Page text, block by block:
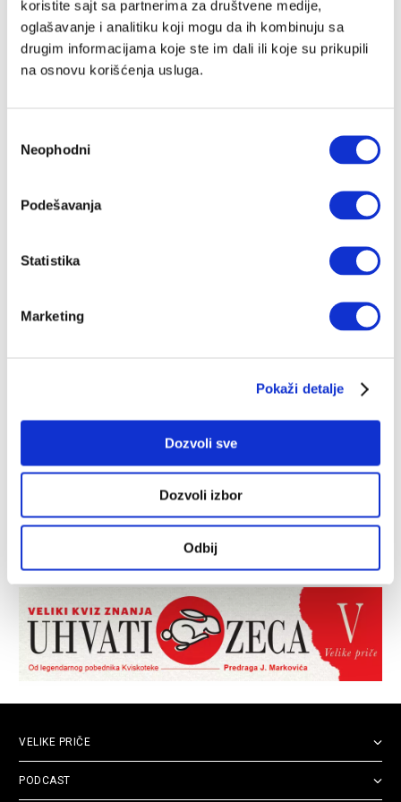
koristite sajt sa partnerima za društvene medije,
oglašavanje i analitiku koji mogu da ih kombinuju sa
drugim informacijama koje ste im dali ili koje su prikupili
na osnovu korišćenja usluga.
сагласности
Neophodni
Podešavanja
Statistika
Marketing
Pokaži detalje
Dozvoli sve
Dozvoli izbor
Odbij
položio
SAŠA IBRULJ 27.10.2025.
Zašto navijam za Engleze
06.07.2024.
VELIKE PRIČE
PODCAST